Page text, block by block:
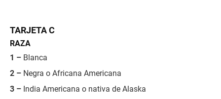
TARJETA C
RAZA
1 – Blanca
2 – Negra o Africana Americana
3 – India Americana o nativa de Alaska